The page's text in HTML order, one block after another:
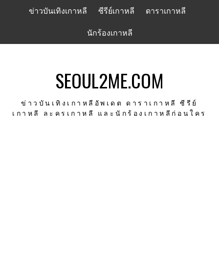
ข่าวบันเทิงเกาหลี ซีรีย์เกาหลี ดาราเกาหลี
นักร้องเกาหลี
SEOUL2ME.COM
ข่าวบันเทิงเกาหลีอัพเดต ดาราเกาหลี ซีรีย์
เกาหลี ละครเกาหลี และนักร้องเกาหลีก่อนใคร